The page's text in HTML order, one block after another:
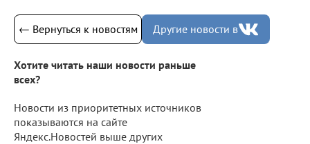
← Вернуться к новостям Другие новости в
Хотите читать наши новости раньше
всех?
Новости из приоритетных источников
показываются на сайте
Яндекс.Новостей выше других